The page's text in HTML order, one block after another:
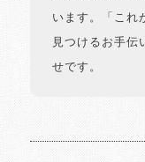
います。「これ
見つけるお手伝
せです。